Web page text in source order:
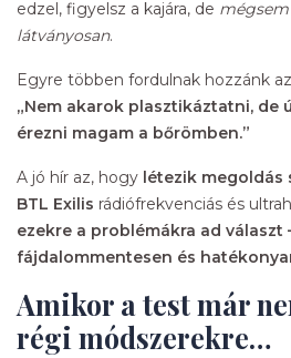
edzel, figyelsz a kajára, de
látványosan.
Egyre többen fordulnak hozzánk
„Nem akarok plasztikáztatni, de
érezni magam a bőrömben.”
A jó hír az, hogy létezik megoldás
BTL Exilis rádiófrekvenciás és
ezekre a problémákra ad választ
fájdalommentesen és
Amikor a test már
régi módszerekre…